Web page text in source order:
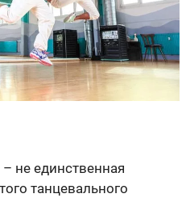
не единственная
танцевального